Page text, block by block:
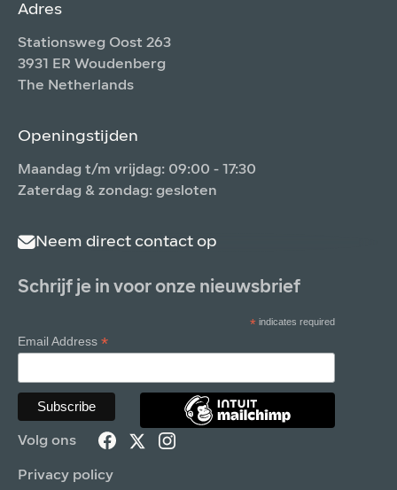
Adres
Stationsweg Oost 263
3931 ER Woudenberg
The Netherlands
Openingstijden
Maandag t/m vrijdag: 09:00 - 17:30
Zaterdag & zondag: gesloten
Neem direct contact op
Schrijf je in voor onze nieuwsbrief
*indicates required
Email Address*
Volg ons
Privacy policy